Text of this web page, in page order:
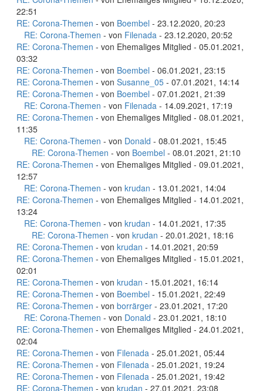
22:51
RE: Corona-Themen - von Boembel - 23.12.2020, 20:23
RE: Corona-Themen - von Filenada - 23.12.2020, 20:52
RE: Corona-Themen - von Ehemaliges Mitglied - 05.01.2021,
03:32
RE: Corona-Themen - von Boembel - 06.01.2021, 23:15
RE: Corona-Themen - von Susanne_05 - 07.01.2021, 14:14
RE: Corona-Themen - von Boembel - 07.01.2021, 21:39
RE: Corona-Themen - von Filenada - 14.09.2021, 17:19
RE: Corona-Themen - von Ehemaliges Mitglied - 08.01.2021,
11:35
RE: Corona-Themen - von Donald - 08.01.2021, 15:45
RE: Corona-Themen - von Boembel - 08.01.2021, 21:10
RE: Corona-Themen - von Ehemaliges Mitglied - 09.01.2021,
12:57
RE: Corona-Themen - von krudan - 13.01.2021, 14:04
RE: Corona-Themen - von Ehemaliges Mitglied - 14.01.2021,
13:24
RE: Corona-Themen - von krudan - 14.01.2021, 17:35
RE: Corona-Themen - von krudan - 20.01.2021, 18:16
RE: Corona-Themen - von krudan - 14.01.2021, 20:59
RE: Corona-Themen - von Ehemaliges Mitglied - 15.01.2021,
02:01
RE: Corona-Themen - von krudan - 15.01.2021, 16:14
RE: Corona-Themen - von Boembel - 15.01.2021, 22:49
RE: Corona-Themen - von borrärger - 23.01.2021, 17:20
RE: Corona-Themen - von Donald - 23.01.2021, 18:10
RE: Corona-Themen - von Ehemaliges Mitglied - 24.01.2021,
02:04
RE: Corona-Themen - von Filenada - 25.01.2021, 05:44
RE: Corona-Themen - von Filenada - 25.01.2021, 19:24
RE: Corona-Themen - von Filenada - 25.01.2021, 19:42
RE: Corona-Themen - von krudan - 27.01.2021, 23:08